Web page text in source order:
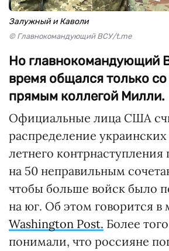
Залужный и Каволи
© Главнокомандующий ВСУ/t.me
Но главнокомандующий
время общался только
прямым коллегой Милли.
Официальные лица США
распределение
летнего
на 50 неправильным
чтобы больше войск было
на юг. Об этом говорится в
Washington Post. Более
понимали, что россияне